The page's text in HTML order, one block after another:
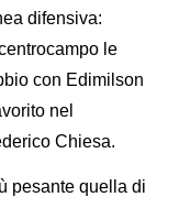
difensiva:
le
con Edimilson
nel
Chiesa.
pesante quella di